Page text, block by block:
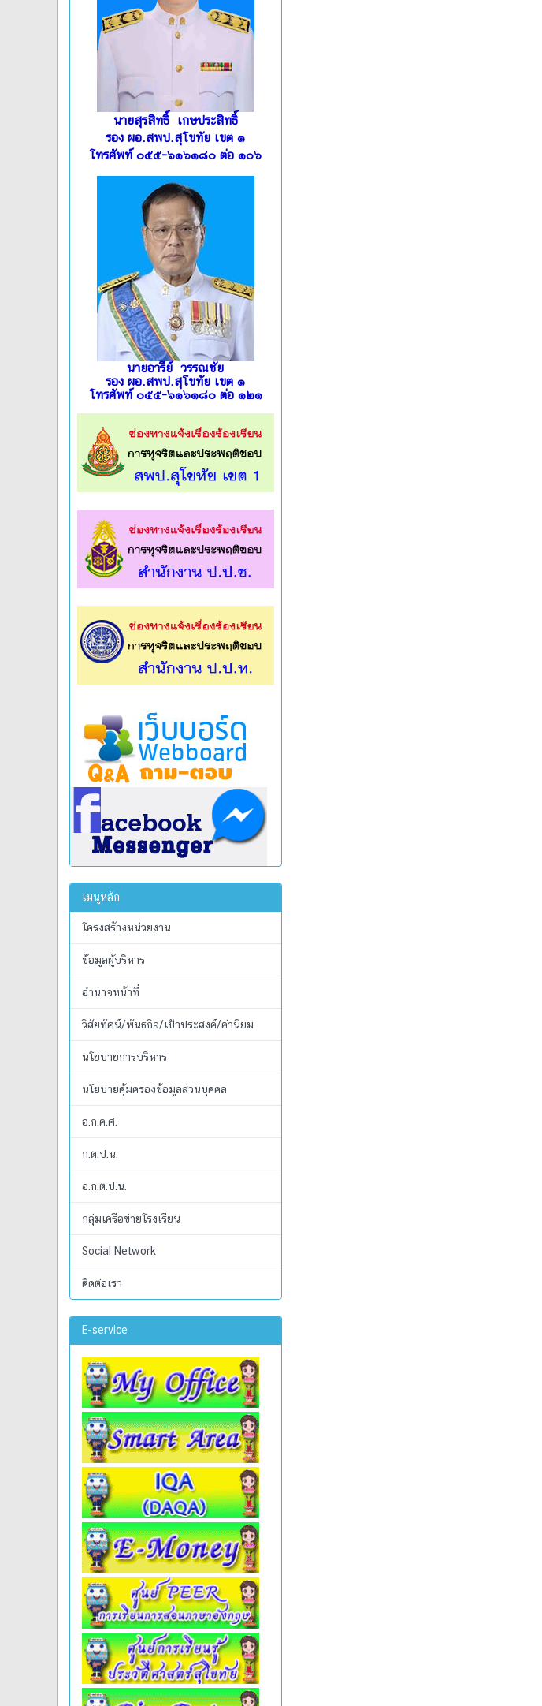
นายสุรสิทธิ์ เกษประสิทธิ์
รอง ผอ.สพป.สุโขทัย เขต ๑
โทรศัพท์ ๐๕๕-๖๑๖๑๘๐ ต่อ ๑๐๖
นายอารีย์ วรรณชัย
รอง ผอ.สพป.สุโขทัย เขต ๑
โทรศัพท์ ๐๕๕-๖๑๖๑๘๐ ต่อ ๑๒๑
เมนูหลัก
โครงสร้างหน่วยงาน
ข้อมูลผู้บริหาร
อำนาจหน้าที่
วิสัยทัศน์/พันธกิจ/เป้าประสงค์/ค่านิยม
นโยบายการบริหาร
นโยบายคุ้มครองข้อมูลส่วนบุคคล
อ.ก.ค.ศ.
ก.ต.ป.น.
อ.ก.ต.ป.น.
กลุ่มเครือข่ายโรงเรียน
Social Network
ติดต่อเรา
E-service